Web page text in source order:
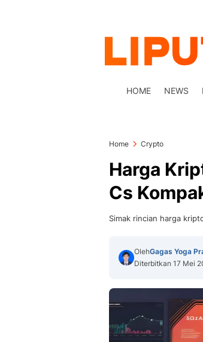
HOME NEWS
Home Crypto
Harga
Cs
Simak rincian harga
OlehGagas Yoga
Diterbitkan 17 Mei